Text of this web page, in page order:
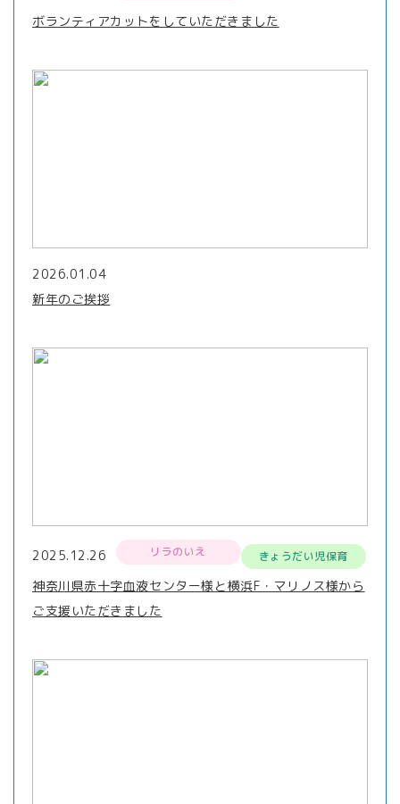
ボランティアカットをしていただきました
2026.01.04
新年のご挨拶
2025.12.26 リラのいえ きょうだい児保育
神奈川県赤十字血液センター様と横浜F・マリノス様から
ご支援いただきました